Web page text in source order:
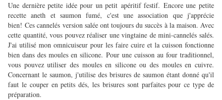
Une dernière petite idée pour un petit apéritif festif. Encore une petite
recette aneth et saumon fumé, c'est une association que j'apprécie
bien! Ces cannelés version salée ont toujours du succès à la maison. Avec
cette quantité, vous pouvez réaliser une vingtaine de mini-cannelés salés.
J'ai utilisé mon omnicuiseur pour les faire cuire et la cuisson fonctionne
bien dans des moules en silicone. Pour une cuisson au four traditionnel,
vous pouvez utiliser des moules en silicone ou des moules en cuivre.
Concernant le saumon, j'utilise des brisures de saumon étant donné qu'il
faut le couper en petits dés, les brisures sont parfaites pour ce type de
préparation.